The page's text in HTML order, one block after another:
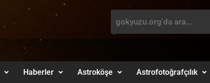
Haberler Astroköşe Astrofotoğrafçılık